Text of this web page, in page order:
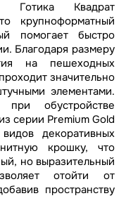
Готика Квадрат
помогает быстро
Благодаря размеру
на пешеходных
значительно
элементами.
обустройстве
серии Premium Gold
декоративных
крошку, что
но выразительный
отойти от
пространству